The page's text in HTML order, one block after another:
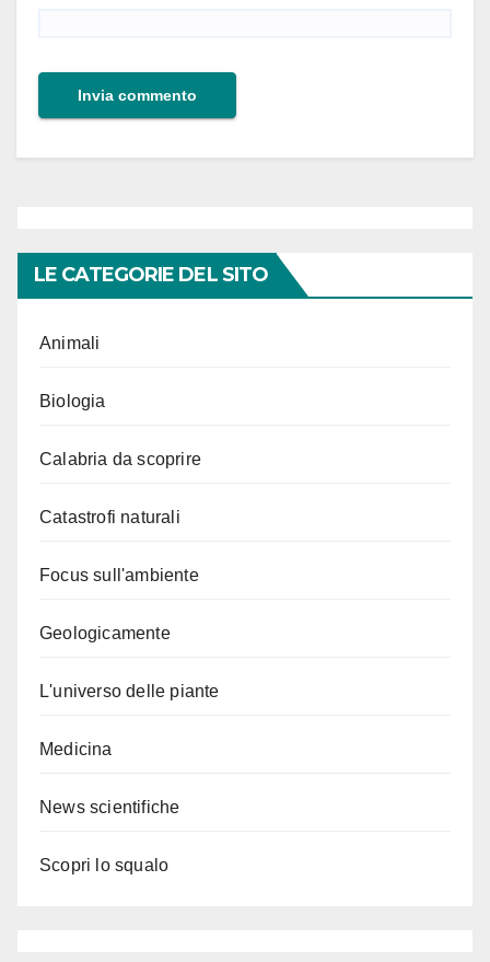
LE CATEGORIE DEL SITO
Animali
Biologia
Calabria da scoprire
Catastrofi naturali
Focus sull'ambiente
Geologicamente
L'universo delle piante
Medicina
News scientifiche
Scopri lo squalo